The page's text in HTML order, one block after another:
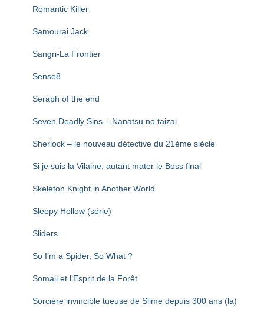
Romantic Killer
Samourai Jack
Sangri-La Frontier
Sense8
Seraph of the end
Seven Deadly Sins – Nanatsu no taizai
Sherlock – le nouveau détective du 21ème siècle
Si je suis la Vilaine, autant mater le Boss final
Skeleton Knight in Another World
Sleepy Hollow (série)
Sliders
So I’m a Spider, So What ?
Somali et l’Esprit de la Forêt
Sorcière invincible tueuse de Slime depuis 300 ans (la)